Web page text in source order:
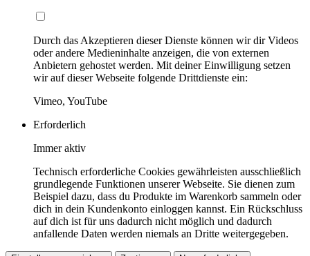
Durch das Akzeptieren dieser Dienste können wir dir Videos
oder andere Medieninhalte anzeigen, die von externen
Anbietern gehostet werden. Mit deiner Einwilligung setzen
wir auf dieser Webseite folgende Drittdienste ein:
Vimeo, YouTube
Erforderlich
Immer aktiv
Technisch erforderliche Cookies gewährleisten ausschließlich
grundlegende Funktionen unserer Webseite. Sie dienen zum
Beispiel dazu, dass du Produkte im Warenkorb sammeln oder
dich in dein Kundenkonto einloggen kannst. Ein Rückschluss
auf dich ist für uns dadurch nicht möglich und dadurch
anfallende Daten werden niemals an Dritte weitergegeben.